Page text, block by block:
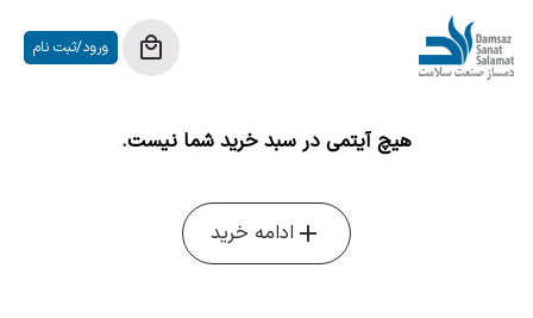
ورود/ثبت نام
هیچ آیتمی در سبد خرید شما نیست.
ادامه خرید